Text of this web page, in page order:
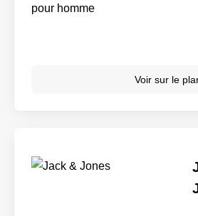
Voir sur le